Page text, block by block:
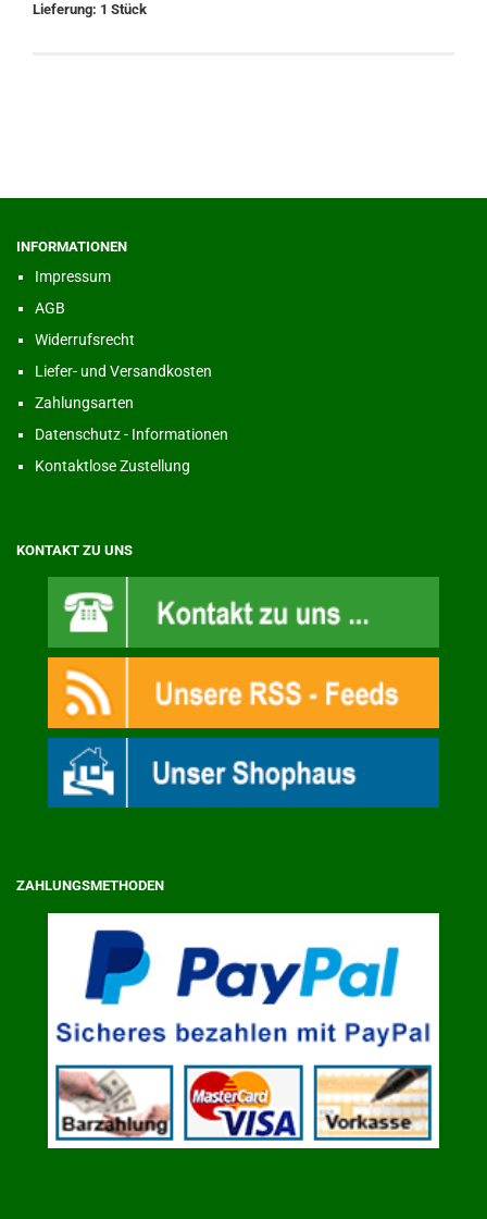
Lieferung: 1 Stück
INFORMATIONEN
Impressum
AGB
Widerrufsrecht
Liefer- und Versandkosten
Zahlungsarten
Datenschutz - Informationen
Kontaktlose Zustellung
KONTAKT ZU UNS
ZAHLUNGSMETHODEN